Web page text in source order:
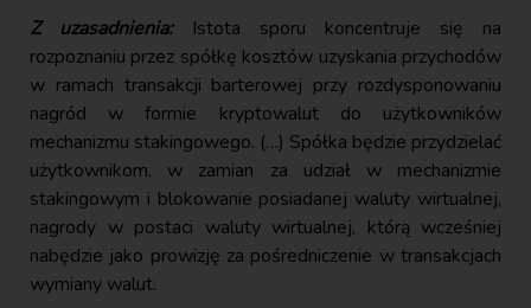
Z uzasadnienia:Istota sporu koncentruje się na
rozpoznaniu przez spółkę kosztów uzyskania przychodów
w ramach transakcji barterowej przy rozdysponowaniu
nagród w formie kryptowalut do użytkowników
mechanizmu stakingowego. (…) Spółka będzie przydzielać
użytkownikom, w zamian za udział w mechanizmie
stakingowym i blokowanie posiadanej waluty wirtualnej,
nagrody w postaci waluty wirtualnej, którą wcześniej
nabędzie jako prowizję za pośredniczenie w transakcjach
wymiany walut.